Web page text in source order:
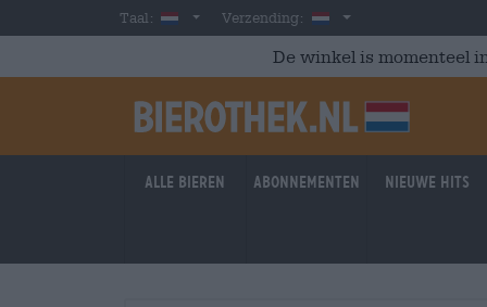
Skip to main content
Taal: DutchVerzending: Nederland
De winkel is momenteel
Alle bieren Abonnementen Nieuwe hits